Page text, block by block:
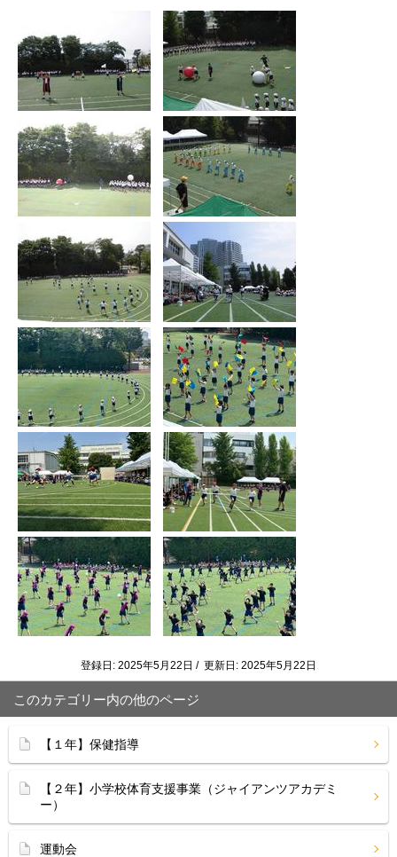
登録日: 2025年5月22日 / 更新日: 2025年5月22日
このカテゴリー内の他のページ
【１年】保健指導
【２年】小学校体育支援事業（ジャイアンツアカデミ
ー）
運動会